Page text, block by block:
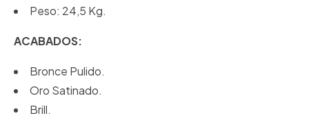
Peso: 24,5 Kg.
ACABADOS:
Bronce Pulido.
Oro Satinado.
Brill.